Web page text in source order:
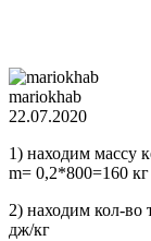
mariokhab
22.07.2020
1) находим массу
m= 0,2*800=160 кг
2) находим кол-
дж/кг